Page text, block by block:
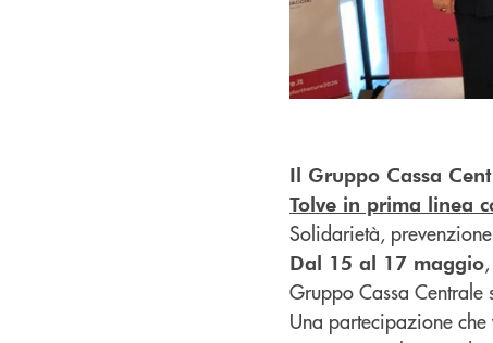
Il Gruppo Cassa
Tolve in prima linea
Solidarietà,
Dal 15 al 17 maggio
Gruppo Cassa
Una partecipazione